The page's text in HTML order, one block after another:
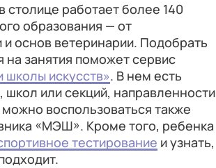
столице работает более 140
образования — от
и основ ветеринарии. Подобрать
на занятия поможет сервис
школы искусств». В нем есть
или секций, направленности
воспользоваться также
«МЭШ». Кроме того, ребенка
тестирование и узнать,